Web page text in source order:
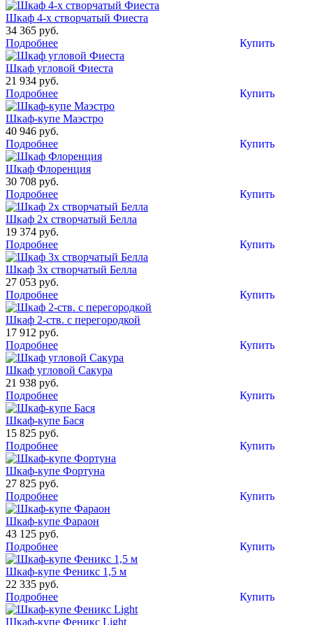
Шкаф 4-х створчатый Фиеста
34 365 руб.
Купить
Подробнее
Шкаф угловой Фиеста
21 934 руб.
Купить
Подробнее
Шкаф-купе Маэстро
40 946 руб.
Купить
Подробнее
Шкаф Флоренция
30 708 руб.
Купить
Подробнее
Шкаф 2х створчатый Белла
19 374 руб.
Купить
Подробнее
Шкаф 3х створчатый Белла
27 053 руб.
Купить
Подробнее
Шкаф 2-ств. с перегородкой
17 912 руб.
Купить
Подробнее
Шкаф угловой Сакура
21 938 руб.
Купить
Подробнее
Шкаф-купе Бася
15 825 руб.
Купить
Подробнее
Шкаф-купе Фортуна
27 825 руб.
Купить
Подробнее
Шкаф-купе Фараон
43 125 руб.
Купить
Подробнее
Шкаф-купе Феникс 1,5 м
22 335 руб.
Купить
Подробнее
Шкаф-купе Феникс Light